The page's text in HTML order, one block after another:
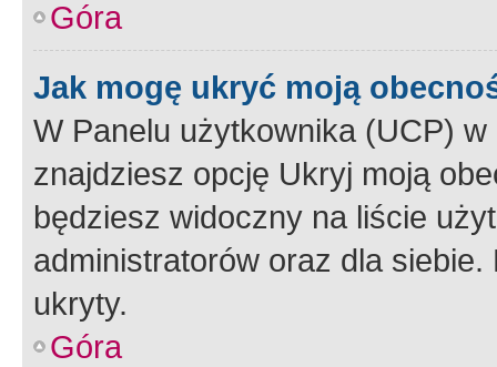
Góra
Jak mogę ukryć moją
W Panelu użytkownika (UCP) w
znajdziesz opcję Ukryj moją
będziesz widoczny na liście
administratorów oraz dla
ukryty.
Góra